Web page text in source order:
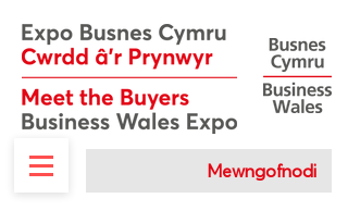
Mewngofnodi